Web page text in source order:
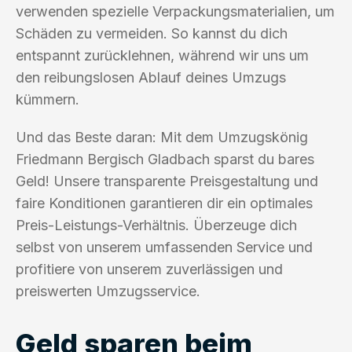
verwenden spezielle Verpackungsmaterialien, um
Schäden zu vermeiden. So kannst du dich
entspannt zurücklehnen, während wir uns um
den reibungslosen Ablauf deines Umzugs
kümmern.
Und das Beste daran: Mit dem Umzugskönig
Friedmann Bergisch Gladbach sparst du bares
Geld! Unsere transparente Preisgestaltung und
faire Konditionen garantieren dir ein optimales
Preis-Leistungs-Verhältnis. Überzeuge dich
selbst von unserem umfassenden Service und
profitiere von unserem zuverlässigen und
preiswerten Umzugsservice.
Geld sparen beim